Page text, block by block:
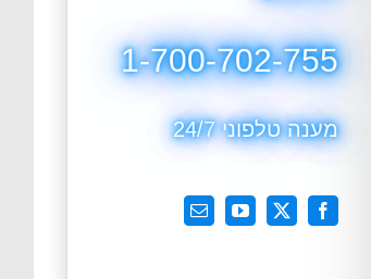
1-700-702-755
מענה טלפוני 24/7
Facebook
X
YouTubeכתובת